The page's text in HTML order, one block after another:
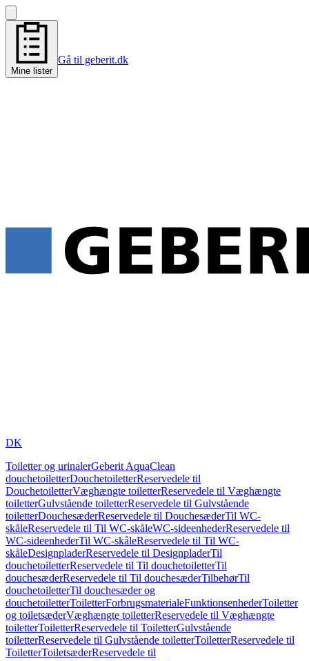
Mine lister
Gå til geberit.dk
DK
Toiletter og urinalerGeberit AquaClean
douchetoiletterDouchetoiletterReservedele til
DouchetoiletterVæghængte toiletterReservedele til Væghængte
toiletterGulvstående toiletterReservedele til Gulvstående
toiletterDouchesæderReservedele til DouchesæderTil WC-
skåleReservedele til Til WC-skåleWC-sideenhederReservedele til
WC-sideenhederTil WC-skåleReservedele til Til WC-
skåleDesignpladerReservedele til DesignpladerTil
douchetoiletterReservedele til Til douchetoiletterTil
douchesæderReservedele til Til douchesæderTilbehørTil
douchetoiletterTil douchesæder og
douchetoiletterToiletterForbrugsmaterialeFunktionsenhederToiletter
og toiletsæderVæghængte toiletterReservedele til Væghængte
toiletterToiletterReservedele til ToiletterGulvstående
toiletterReservedele til Gulvstående toiletterToiletterReservedele til
ToiletterToiletsæderReservedele til